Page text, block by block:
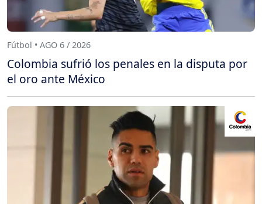
Fútbol • AGO 6 / 2026
Colombia sufrió los penales en la disputa por
el oro ante México